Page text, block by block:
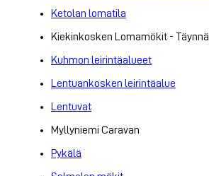
Ketolan lomatila
Kiekinkosken Lomamökit - Täynnä
Kuhmon leirintäalueet
Lentuankosken leirintäalue
Lentuvat
Myllyniemi Caravan
Pykälä